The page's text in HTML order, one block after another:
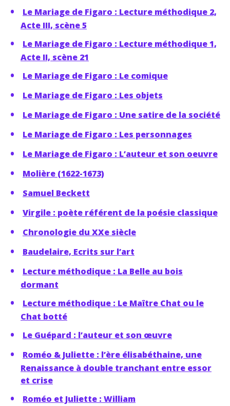
Le Mariage de Figaro : Lecture méthodique 2,
Acte III, scène 5
Le Mariage de Figaro : Lecture méthodique 1,
Acte II, scène 21
Le Mariage de Figaro : Le comique
Le Mariage de Figaro : Les objets
Le Mariage de Figaro : Une satire de la société
Le Mariage de Figaro : Les personnages
Le Mariage de Figaro : L’auteur et son oeuvre
Molière (1622-1673)
Samuel Beckett
Virgile : poète référent de la poésie classique
Chronologie du XXe siècle
Baudelaire, Ecrits sur l’art
Lecture méthodique : La Belle au bois
dormant
Lecture méthodique : Le Maître Chat ou le
Chat botté
Le Guépard : l’auteur et son œuvre
Roméo & Juliette : l’ère élisabéthaine, une
Renaissance à double tranchant entre essor
et crise
Roméo et Juliette : William